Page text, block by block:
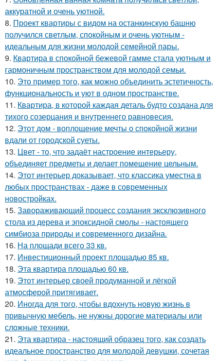
аккуратной и очень уютной.
8. Проект квартиры с видом на останкинскую башню
получился светлым, спокойным и очень уютным -
идеальным для жизни молодой семейной пары.
9. Квартира в спокойной бежевой гамме стала уютным и
гармоничным пространством для молодой семьи.
10. Это пример того, как можно объединить эстетичность,
функциональность и уют в одном пространстве.
11. Квартира, в которой каждая деталь будто создана для
тихого созерцания и внутреннего равновесия.
12. Этот дом - воплощение мечты о спокойной жизни
вдали от городской суеты.
13. Цвет - то, что задаёт настроение интерьеру,
объединяет предметы и делает помещение цельным.
14. Этот интерьер доказывает, что классика уместна в
любых пространствах - даже в современных
новостройках.
15. Завораживающий процесс создания эксклюзивного
стола из дерева и эпоксидной смолы - настоящего
симбиоза природы и современного дизайна.
16. На площади всего 33 кв.
17. Инвестиционный проект площадью 85 кв.
18. Эта квартира площадью 60 кв.
19. Этот интерьер своей продуманной и лёгкой
атмосферой притягивает.
20. Иногда для того, чтобы вдохнуть новую жизнь в
привычную мебель, не нужны дорогие материалы или
сложные техники.
21. Эта квартира - настоящий образец того, как создать
идеальное пространство для молодой девушки, сочетая